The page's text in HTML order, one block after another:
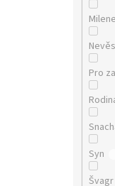
Pro
Syn
Švagr